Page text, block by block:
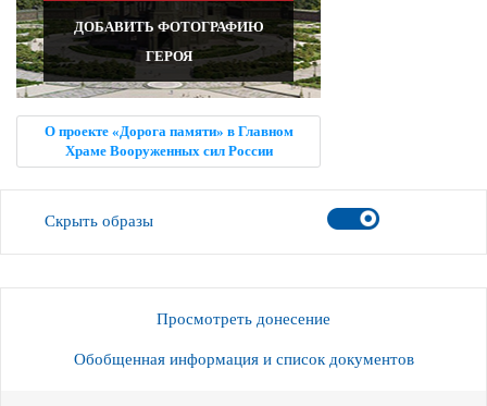
ДОБАВИТЬ ФОТОГРАФИЮ
ГЕРОЯ
О проекте «Дорога памяти» в Главном
Храме Вооруженных сил России
Скрыть образы
Просмотреть донесение
Обобщенная информация и список документов